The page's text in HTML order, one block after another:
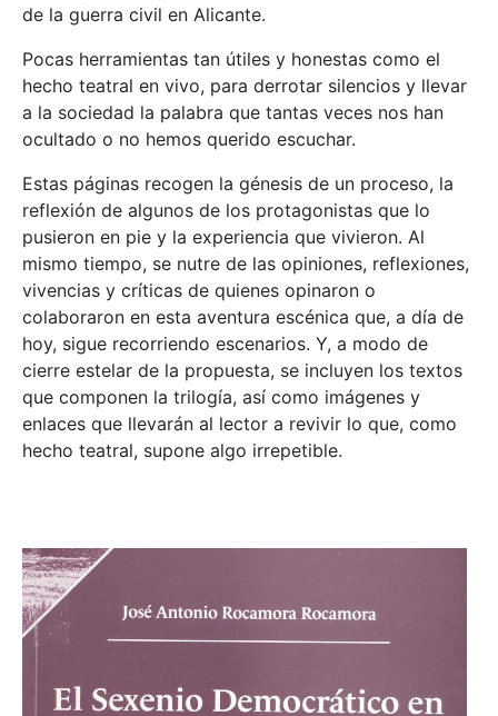
de la guerra civil en Alicante.
Pocas herramientas tan útiles y honestas como el
hecho teatral en vivo, para derrotar silencios y llevar
a la sociedad la palabra que tantas veces nos han
ocultado o no hemos querido escuchar.
Estas páginas recogen la génesis de un proceso, la
reflexión de algunos de los protagonistas que lo
pusieron en pie y la experiencia que vivieron. Al
mismo tiempo, se nutre de las opiniones, reflexiones,
vivencias y críticas de quienes opinaron o
colaboraron en esta aventura escénica que, a día de
hoy, sigue recorriendo escenarios. Y, a modo de
cierre estelar de la propuesta, se incluyen los textos
que componen la trilogía, así como imágenes y
enlaces que llevarán al lector a revivir lo que, como
hecho teatral, supone algo irrepetible.